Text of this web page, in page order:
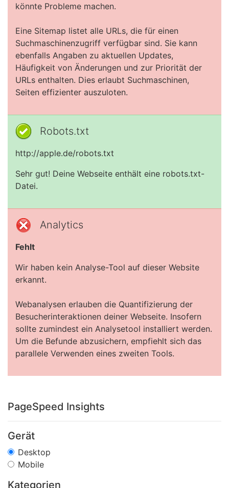
könnte Probleme machen.
Eine Sitemap listet alle URLs, die für einen
Suchmaschinenzugriff verfügbar sind. Sie kann
ebenfalls Angaben zu aktuellen Updates,
Häufigkeit von Änderungen und zur Priorität der
URLs enthalten. Dies erlaubt Suchmaschinen,
Seiten effizienter auszuloten.
Robots.txt
http://apple.de/robots.txt
Sehr gut! Deine Webseite enthält eine robots.txt-
Datei.
Analytics
Fehlt
Wir haben kein Analyse-Tool auf dieser Website
erkannt.
Webanalysen erlauben die Quantifizierung der
Besucherinteraktionen deiner Webseite. Insofern
sollte zumindest ein Analysetool installiert werden.
Um die Befunde abzusichern, empfiehlt sich das
parallele Verwenden eines zweiten Tools.
PageSpeed Insights
Gerät
Desktop
Mobile
Kategorien